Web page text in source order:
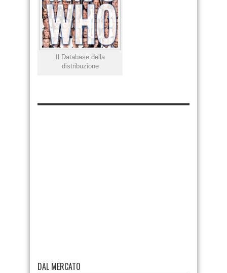
Il Database della
distribuzione
DAL MERCATO